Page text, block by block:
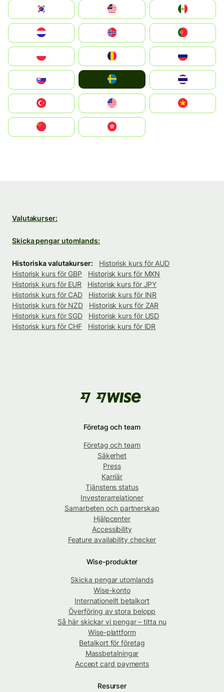
South Korea
United States
中國香港特別行政區
Valutakurser:
Skicka pengar utomlands:
Historiska valutakurser:
Historisk kurs för AUD
Historisk kurs för GBP
Historisk kurs för MXN
Historisk kurs för EUR
Historisk kurs för JPY
Historisk kurs för CAD
Historisk kurs för INR
Historisk kurs för NZD
Historisk kurs för ZAR
Historisk kurs för SGD
Historisk kurs för USD
Historisk kurs för CHF
Historisk kurs för IDR
Företag och team
Företag och team
Säkerhet
Press
Karriär
Tjänstens status
Investerarrelationer
Samarbeten och partnerskap
Hjälpcenter
Accessibility
Feature availability checker
Wise-produkter
Skicka pengar utomlands
Wise-konto
Internationellt betalkort
Överföring av stora belopp
Så här skickar vi pengar – titta nu
Wise-plattform
Betalkort för företag
Massbetalningar
Accept card payments
Resurser